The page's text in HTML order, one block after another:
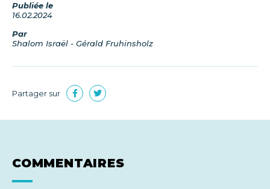
Publiée le
16.02.2024
Par
Shalom Israël - Gérald Fruhinsholz
Partager sur
COMMENTAIRES